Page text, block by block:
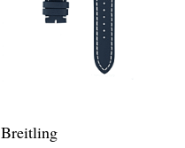
Breitling